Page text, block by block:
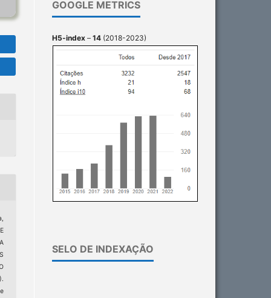
GOOGLE METRICS
H5-index – 14 (2018-2023)
SELO DE INDEXAÇÃO